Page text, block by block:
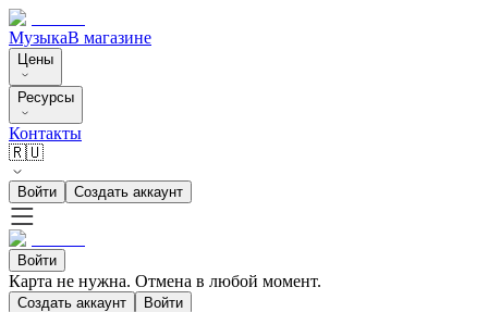
МузыкаВ магазине
Цены
Ресурсы
Контакты
🇷🇺
Войти Создать аккаунт
Войти
Карта не нужна. Отмена в любой момент.
Создать аккаунт Войти